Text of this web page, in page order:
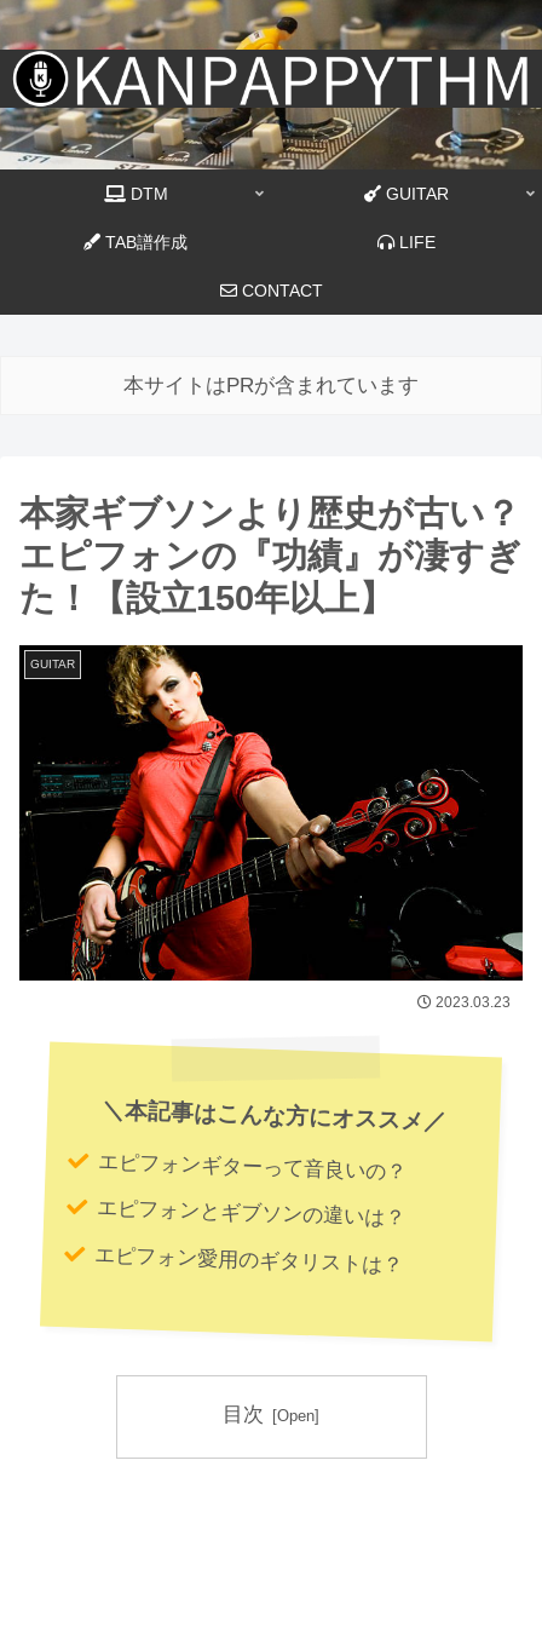
DTM GUITAR
TAB譜作成 LIFE
CONTACT
本サイトはPRが含まれています
本家ギブソンより歴史が古い？
エピフォンの『功績』が凄すぎ
た！【設立150年以上】
GUITAR
2023.03.23
＼本記事はこんな方にオススメ／
エピフォンギターって音良いの？
エピフォンとギブソンの違いは？
エピフォン愛用のギタリストは？
目次